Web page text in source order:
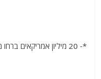
*- 20 מיליון אמריקאים ברחו מפלורידה מחשש לסערה,: